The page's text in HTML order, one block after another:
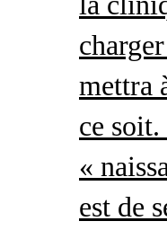
mettra
ce
«
est de